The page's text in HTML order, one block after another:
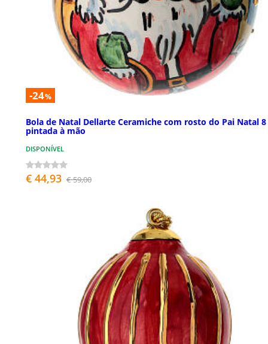
-24%
Bola de Natal Dellarte Ceramiche com rosto do Pai Natal
pintada à mão
DISPONÍVEL
€ 44,93 € 59,00